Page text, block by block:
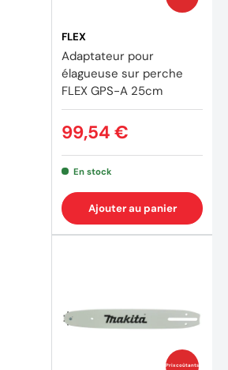
FLEX
Adaptateur pour
élagueuse sur perche
FLEX GPS-A 25cm
99,54 €
En stock
Ajouter au panier
Prix coûtants